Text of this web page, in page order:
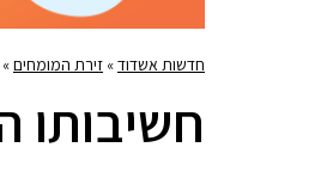
חדשות אשדוד» זירת המומחים»
חשיבותו